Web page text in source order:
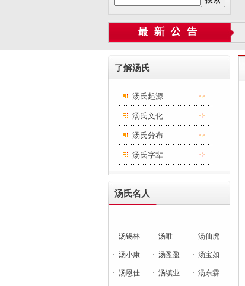
了解汤氏
汤氏起源
汤氏文化
汤氏分布
汤氏字辈
汤氏名人
· 汤锡林 · 汤唯 · 汤仙虎
· 汤小康 · 汤盈盈 · 汤宝如
· 汤恩佳 · 汤镇业 · 汤东霖